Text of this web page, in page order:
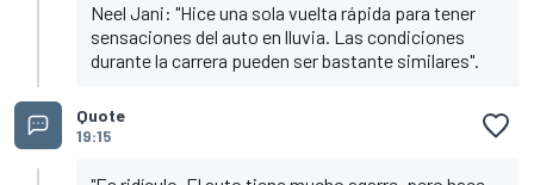
Neel Jani: "Hice una sola vuelta rápida para tener
sensaciones del auto en lluvia. Las condiciones
durante la carrera pueden ser bastante similares".
Quote
19:15